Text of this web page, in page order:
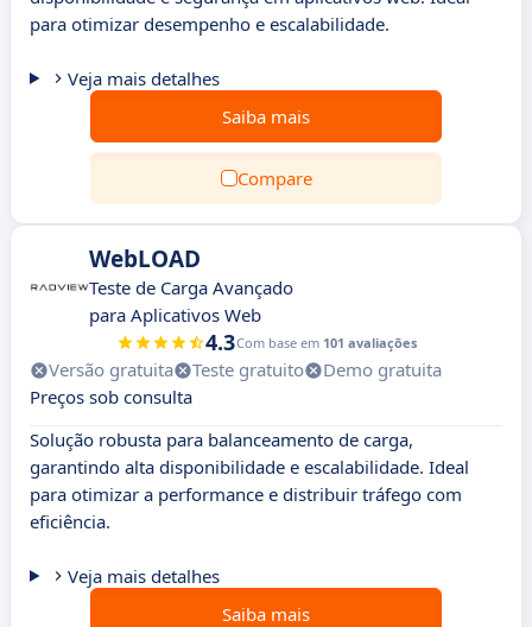
para otimizar desempenho e escalabilidade.
Veja mais detalhes
Saiba mais
Compare
WebLOAD
Teste de Carga Avançado
para Aplicativos Web
4.3Com base em 101 avaliações
Versão gratuita Teste gratuito
Demo gratuita
Preços sob consulta
Solução robusta para balanceamento de carga,
garantindo alta disponibilidade e escalabilidade. Ideal
para otimizar a performance e distribuir tráfego com
eficiência.
Veja mais detalhes
Saiba mais